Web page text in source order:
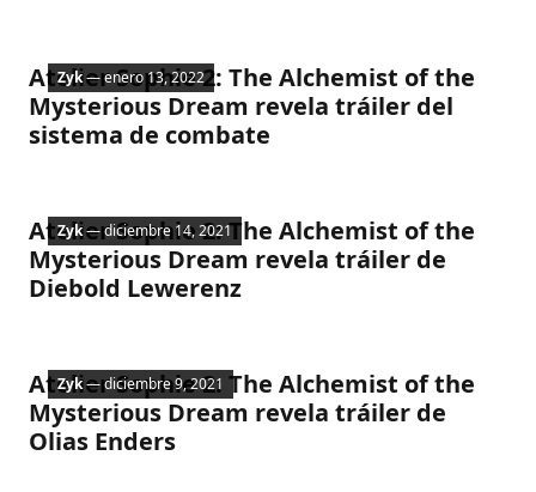
Atelier Sophie 2: The Alchemist of the
Mysterious Dream revela tráiler del
sistema de combate
Zyk— enero 13, 2022
Atelier Sophie 2: The Alchemist of the
Mysterious Dream revela tráiler de
Diebold Lewerenz
Zyk— diciembre 14, 2021
Atelier Sophie 2: The Alchemist of the
Mysterious Dream revela tráiler de
Olias Enders
Zyk— diciembre 9, 2021